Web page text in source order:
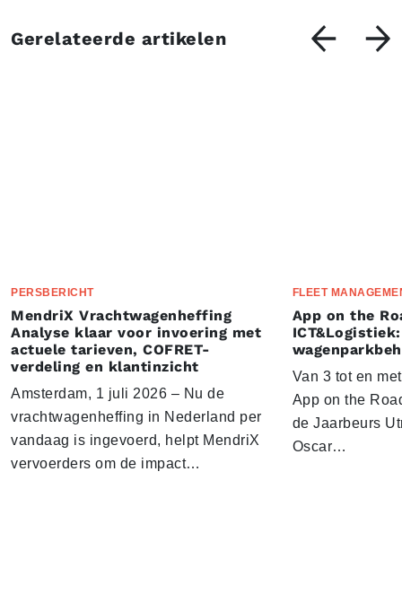
Gerelateerde artikelen
PERSBERICHT
MendriX Vrachtwagenheffing
Analyse klaar voor invoering met
actuele tarieven, COFRET-
verdeling en klantinzicht
Amsterdam, 1 juli 2026 – Nu de
vrachtwagenheffing in Nederland per
vandaag is ingevoerd, helpt MendriX
vervoerders om de impact…
FLEET
App on the
Van 3 tot en
App on the
de Jaarbeurs
Oscar…